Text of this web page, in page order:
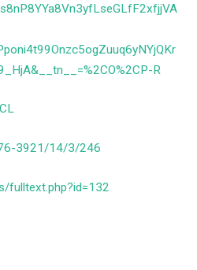
R
3921/14/3/246
fulltext.php?id=132